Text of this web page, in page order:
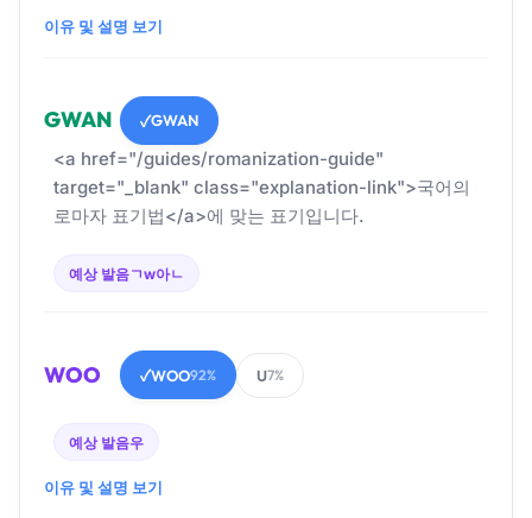
이유 및 설명 보기
GWAN ✓GWAN
<a href="/guides/romanization-guide"
target="_blank" class="explanation-link">국어의
로마자 표기법</a>에 맞는 표기입니다.
예상 발음ㄱw아ㄴ
WOO ✓WOO92% U7%
예상 발음우
이유 및 설명 보기